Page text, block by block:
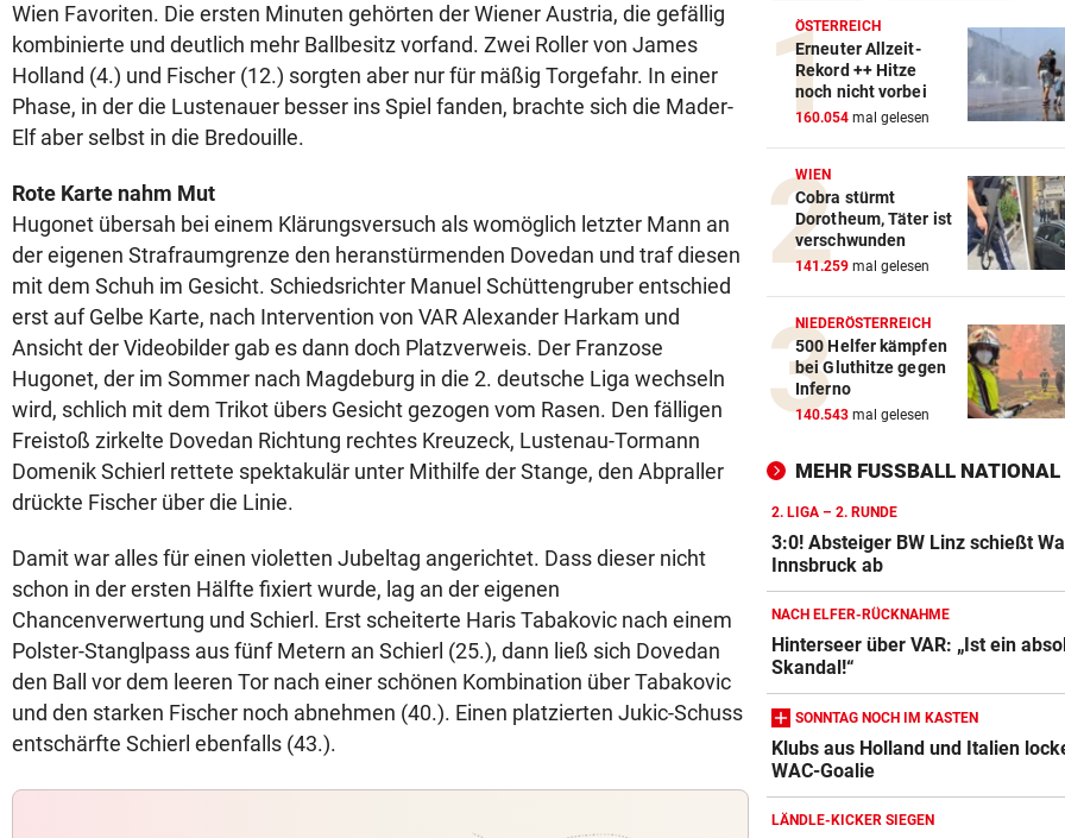
Wien Favoriten. Die ersten Minuten gehörten der Wiener Austria, die gefällig
kombinierte und deutlich mehr Ballbesitz vorfand. Zwei Roller von James
Holland (4.) und Fischer (12.) sorgten aber nur für mäßig Torgefahr. In einer
Phase, in der die Lustenauer besser ins Spiel fanden, brachte sich die Mader-
Elf aber selbst in die Bredouille.
Rote Karte nahm Mut
Hugonet übersah bei einem Klärungsversuch als womöglich letzter Mann an
der eigenen Strafraumgrenze den heranstürmenden Dovedan und traf diesen
mit dem Schuh im Gesicht. Schiedsrichter Manuel Schüttengruber entschied
erst auf Gelbe Karte, nach Intervention von VAR Alexander Harkam und
Ansicht der Videobilder gab es dann doch Platzverweis. Der Franzose
Hugonet, der im Sommer nach Magdeburg in die 2. deutsche Liga wechseln
wird, schlich mit dem Trikot übers Gesicht gezogen vom Rasen. Den fälligen
Freistoß zirkelte Dovedan Richtung rechtes Kreuzeck, Lustenau-Tormann
Domenik Schierl rettete spektakulär unter Mithilfe der Stange, den Abpraller
drückte Fischer über die Linie.
Damit war alles für einen violetten Jubeltag angerichtet. Dass dieser nicht
schon in der ersten Hälfte fixiert wurde, lag an der eigenen
Chancenverwertung und Schierl. Erst scheiterte Haris Tabakovic nach einem
Polster-Stanglpass aus fünf Metern an Schierl (25.), dann ließ sich Dovedan
den Ball vor dem leeren Tor nach einer schönen Kombination über Tabakovic
und den starken Fischer noch abnehmen (40.). Einen platzierten Jukic-Schuss
entschärfte Schierl ebenfalls (43.).
ÖSTERREICH
Erneuter Allzeit-
Rekord ++ Hitze
noch nicht vorbei
160.054 mal gelesen
WIEN
Cobra stürmt
Dorotheum, Täter ist
verschwunden
141.259 mal gelesen
NIEDERÖSTERREICH
500 Helfer kämpfen
bei Gluthitze gegen
Inferno
140.543 mal gelesen
MEHR FUSSBALL NATIONAL
2. LIGA – 2. RUNDE
3:0! Absteiger BW Linz schießt
Innsbruck ab
NACH ELFER-RÜCKNAHME
Hinterseer über VAR: „Ist ein
Skandal!“
SONNTAG NOCH IM KASTEN
Klubs aus Holland und Italien
WAC-Goalie
LÄNDLE-KICKER SIEGEN